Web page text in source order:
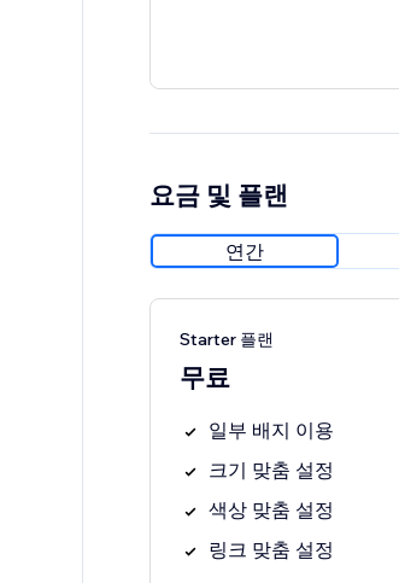
요금 및 플랜
연간
Starter 플랜
무료
일부 배지 이용
크기 맞춤 설정
색상 맞춤 설정
링크 맞춤 설정